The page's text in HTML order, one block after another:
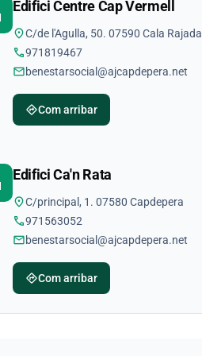
Edifici Centre Cap Vermell
location_onC/de l'Agulla, 50. 07590 Cala Rajada
phone971819467
mailbenestarsocial@ajcapdepera.net
directionsCom arribar
Edifici Ca'n Rata
location_onC/principal, 1. 07580 Capdepera
phone971563052
mailbenestarsocial@ajcapdepera.net
directionsCom arribar